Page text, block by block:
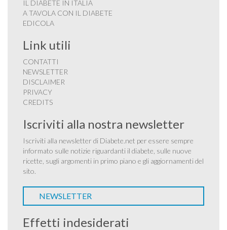
IL DIABETE IN ITALIA
A TAVOLA CON IL DIABETE
EDICOLA
Link utili
CONTATTI
NEWSLETTER
DISCLAIMER
PRIVACY
CREDITS
Iscriviti alla nostra newsletter
Iscriviti alla newsletter di Diabete.net per essere sempre
informato sulle notizie riguardanti il diabete, sulle nuove
ricette, sugli argomenti in primo piano e gli aggiornamenti del
sito.
NEWSLETTER
Effetti indesiderati